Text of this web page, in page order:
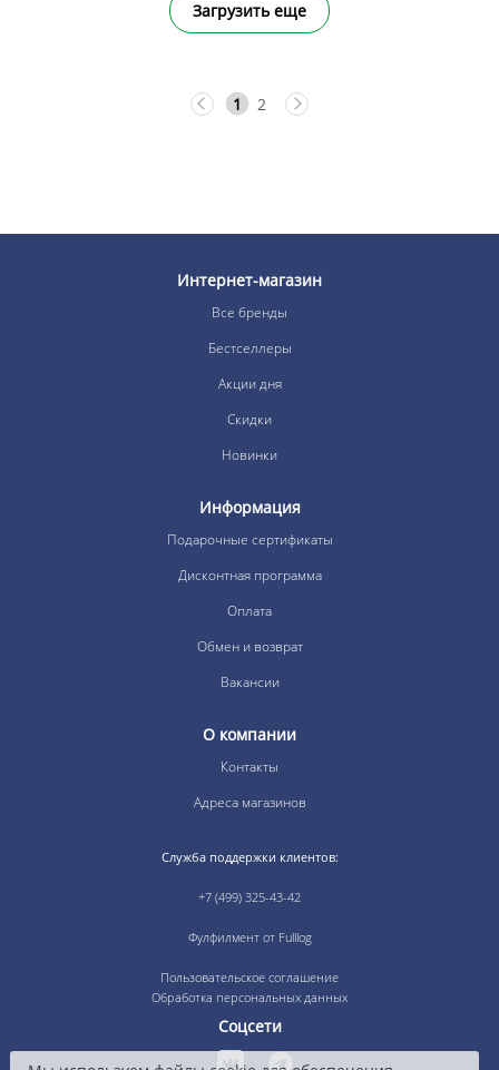
Загрузить еще
1 2
Интернет-магазин
Все бренды
Бестселлеры
Акции дня
Скидки
Новинки
Информация
Подарочные сертификаты
Дисконтная программа
Оплата
Обмен и возврат
Вакансии
О компании
Контакты
Адреса магазинов
Служба поддержки клиентов:
+7 (499) 325-43-42
Фулфилмент от Fulllog
Пользовательское соглашение
Обработка персональных данных
Соцсети